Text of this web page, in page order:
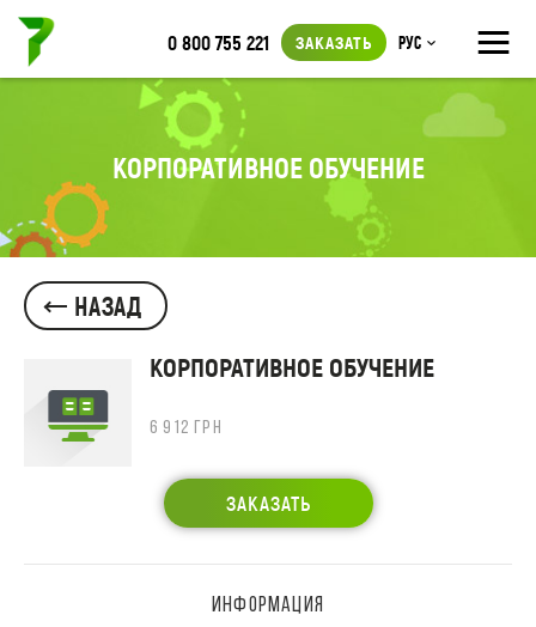
≡
0 800 755 221 ЗАКАЗАТЬ Рус
КОРПОРАТИВНОЕ ОБУЧЕНИЕ
НАЗАД
КОРПОРАТИВНОЕ ОБУЧЕНИЕ
6 912 ГРН
ЗАКАЗАТЬ
ИНФОРМАЦИЯ